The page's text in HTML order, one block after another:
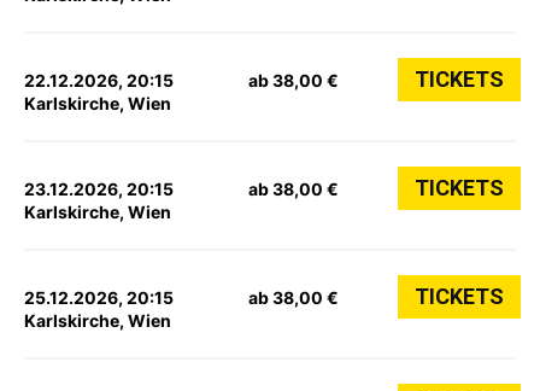
22.12.2026, 20:15
Karlskirche, Wien
ab 38,00 € TICKETS
23.12.2026, 20:15
Karlskirche, Wien
ab 38,00 € TICKETS
25.12.2026, 20:15
Karlskirche, Wien
ab 38,00 € TICKETS